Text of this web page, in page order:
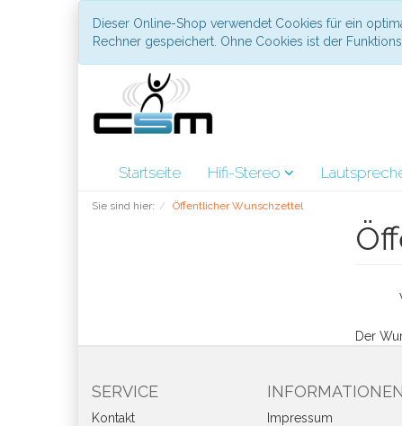
Dieser Online-Shop verwendet Cookies für ein
Rechner gespeichert. Ohne Cookies ist der
Startseite Hifi-Stereo
Sie sind hier: Öffentlicher Wunschzettel
Der
SERVICE
Kontakt
INFORMATIONEN
Impressum